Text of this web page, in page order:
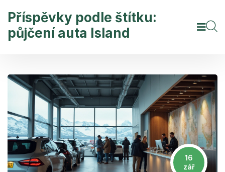
Příspěvky podle štítku:
půjčení auta Island
16
zář